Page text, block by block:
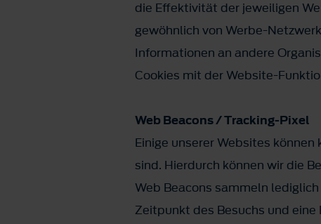
die Effektivität der jeweiligen
gewöhnlich von Werbe-
Informationen an andere
Cookies mit der Website-
Web Beacons / Tracking-Pixel
Einige unserer Websites
sind. Hierdurch können wir die
Web Beacons sammeln
Zeitpunkt des Besuchs und